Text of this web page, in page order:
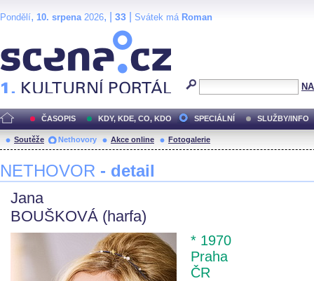
Pondělí, 10. srpena2026, | 33 Svátek má Roman
ČASOPIS KDY, KDE, CO, KDO SPECIÁLNÍ SLUŽBY/INFO
Soutěže Nethovory Akce online Fotogalerie
NETHOVOR - detail
Jana
BOUŠKOVÁ (harfa)
* 1970
Praha
ČR